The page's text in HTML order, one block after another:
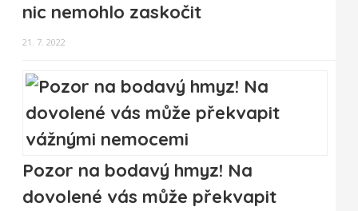
nic nemohlo zaskočit
21. 7. 2022
Pozor na bodavý hmyz! Na
dovolené vás může překvapit